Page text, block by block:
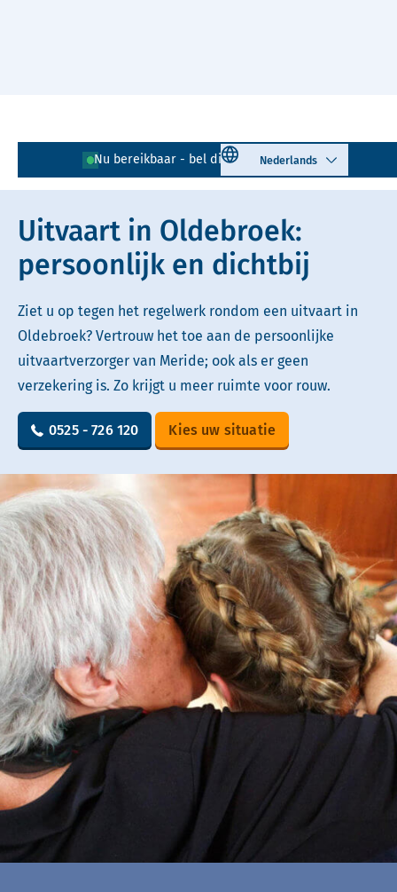
Nu bereikbaar - bel direct! 0525 - 726 120
Select language
Lees voor Uitleg woorden
Simpele tekst
Uitvaart in Oldebroek:
persoonlijk en dichtbij
Ziet u op tegen het regelwerk rondom een uitvaart in
Oldebroek? Vertrouw het toe aan de persoonlijke
uitvaartverzorger van Meride; ook als er geen
verzekering is. Zo krijgt u meer ruimte voor rouw.
0525 - 726 120 Kies uw situatie